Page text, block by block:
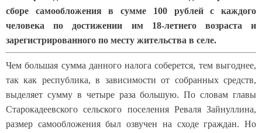
сборе самообложения в сумме 100 рублей с каждого
человека по достижении им 18-летнего возраста и
зарегистрированного по месту жительства в селе.
Чем большая сумма данного налога соберется, тем выгоднее,
так как республика, в зависимости от собранных средств,
выделяет сумму в четыре раза большую. По словам главы
Старокадеевского сельского поселения Реваля Зайнуллина,
размер самообложения был озвучен на сходе граждан. Но